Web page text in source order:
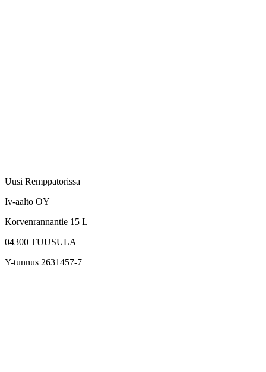
Uusi Remppatorissa
Iv-aalto OY
Korvenrannantie 15 L
04300 TUUSULA
Y-tunnus 2631457-7